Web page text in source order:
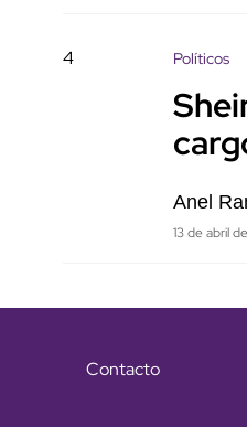
4 Políticos
Anel
13 de abril
Contacto